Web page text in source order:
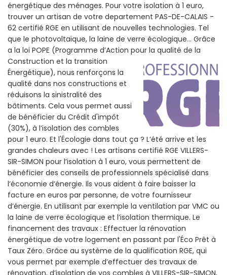
énergétique des ménages. Pour votre isolation à 1 euro,
trouver un artisan de votre departement PAS-DE-CALAIS -
62 certifié RGE en utilisant de nouvelles technologies. Tel
que le photovoltaïque, la laine de verre écologique... Grâce
a la loi POPE (Programme d’Action pour la qualité de la
Construction et la transition
Énergétique), nous renforçons la
qualité dans nos constructions et
réduisons la sinistralité des
bâtiments. Cela vous permet aussi
de bénéficier du Crédit d'impôt
(30%), à l’isolation des combles
pour 1 euro. Et l'Écologie dans tout ça ? L’été arrive et les
grandes chaleurs avec ! Les artisans certifié RGE VILLERS-
SIR-SIMON pour l’isolation à 1 euro, vous permettent de
bénéficier des conseils de professionnels spécialisé dans
l’économie d’énergie. Ils vous aident à faire baisser la
facture en euros par personne, de votre fournisseur
d’énergie. En utilisant par exemple la ventilation par VMC ou
la laine de verre écologique et l’isolation thermique. Le
financement des travaux : Effectuer la rénovation
énergétique de votre logement en passant par l'Éco Prêt à
Taux Zéro. Grâce au système de la qualification RGE, qui
vous permet par exemple d’effectuer des travaux de